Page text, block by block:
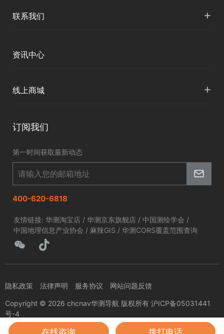
精准农业
数字施工
地灾监测
智慧交通
智慧海洋
智慧农业
智慧林草
投资者关系
联系我们 +
申请成为伙伴
资讯中心
线上商城 +
订阅我们
第一时间获取最新动态
400-620-6818
友情链接:华测淘宝店 /华测京东旗舰店 / 中国测绘学会 /
中国地理信息产业协会 / 麻辣GIS /华测CORS覆盖范围查询
隐私政策 法律声明 服务协议 网站问题反馈
Copyright © 2026 chcnav华测导航 版权所有 沪ICP备05031441
号-4
在线咨询 拨打电话